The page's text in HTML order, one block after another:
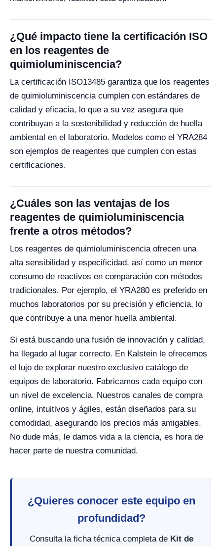
¿Qué impacto tiene la certificación ISO
en los reagentes de
quimioluminiscencia?
La certificación ISO13485 garantiza que los reagentes
de quimioluminiscencia cumplen con estándares de
calidad y eficacia, lo que a su vez asegura que
contribuyan a la sostenibilidad y reducción de huella
ambiental en el laboratorio. Modelos como el YRA284
son ejemplos de reagentes que cumplen con estas
certificaciones.
¿Cuáles son las ventajas de los
reagentes de quimioluminiscencia
frente a otros métodos?
Los reagentes de quimioluminiscencia ofrecen una
alta sensibilidad y especificidad, así como un menor
consumo de reactivos en comparación con métodos
tradicionales. Por ejemplo, el YRA280 es preferido en
muchos laboratorios por su precisión y eficiencia, lo
que contribuye a una menor huella ambiental.
Si está buscando una fusión de innovación y calidad,
ha llegado al lugar correcto. En Kalstein le ofrecemos
el lujo de explorar nuestro exclusivo catálogo de
equipos de laboratorio. Fabricamos cada equipo con
un nivel de excelencia. Nuestros canales de compra
online, intuitivos y ágiles, están diseñados para su
comodidad, asegurando los precios más amigables.
No dude más, le damos vida a la ciencia, es hora de
hacer parte de nuestra comunidad.
¿Quieres conocer este equipo en
profundidad?
Consulta la ficha técnica completa de Kit de